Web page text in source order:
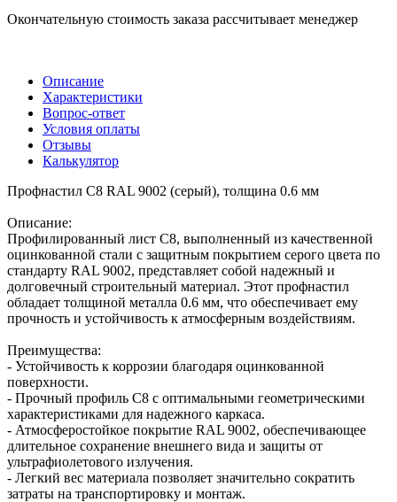
Окончательную стоимость заказа рассчитывает менеджер
Описание
Характеристики
Вопрос-ответ
Условия оплаты
Отзывы
Калькулятор
Профнастил С8 RAL 9002 (серый), толщина 0.6 мм
Описание:
Профилированный лист С8, выполненный из качественной
оцинкованной стали с защитным покрытием серого цвета по
стандарту RAL 9002, представляет собой надежный и
долговечный строительный материал. Этот профнастил
обладает толщиной металла 0.6 мм, что обеспечивает ему
прочность и устойчивость к атмосферным воздействиям.
Преимущества:
- Устойчивость к коррозии благодаря оцинкованной
поверхности.
- Прочный профиль С8 с оптимальными геометрическими
характеристиками для надежного каркаса.
- Атмосферостойкое покрытие RAL 9002, обеспечивающее
длительное сохранение внешнего вида и защиты от
ультрафиолетового излучения.
- Легкий вес материала позволяет значительно сократить
затраты на транспортировку и монтаж.